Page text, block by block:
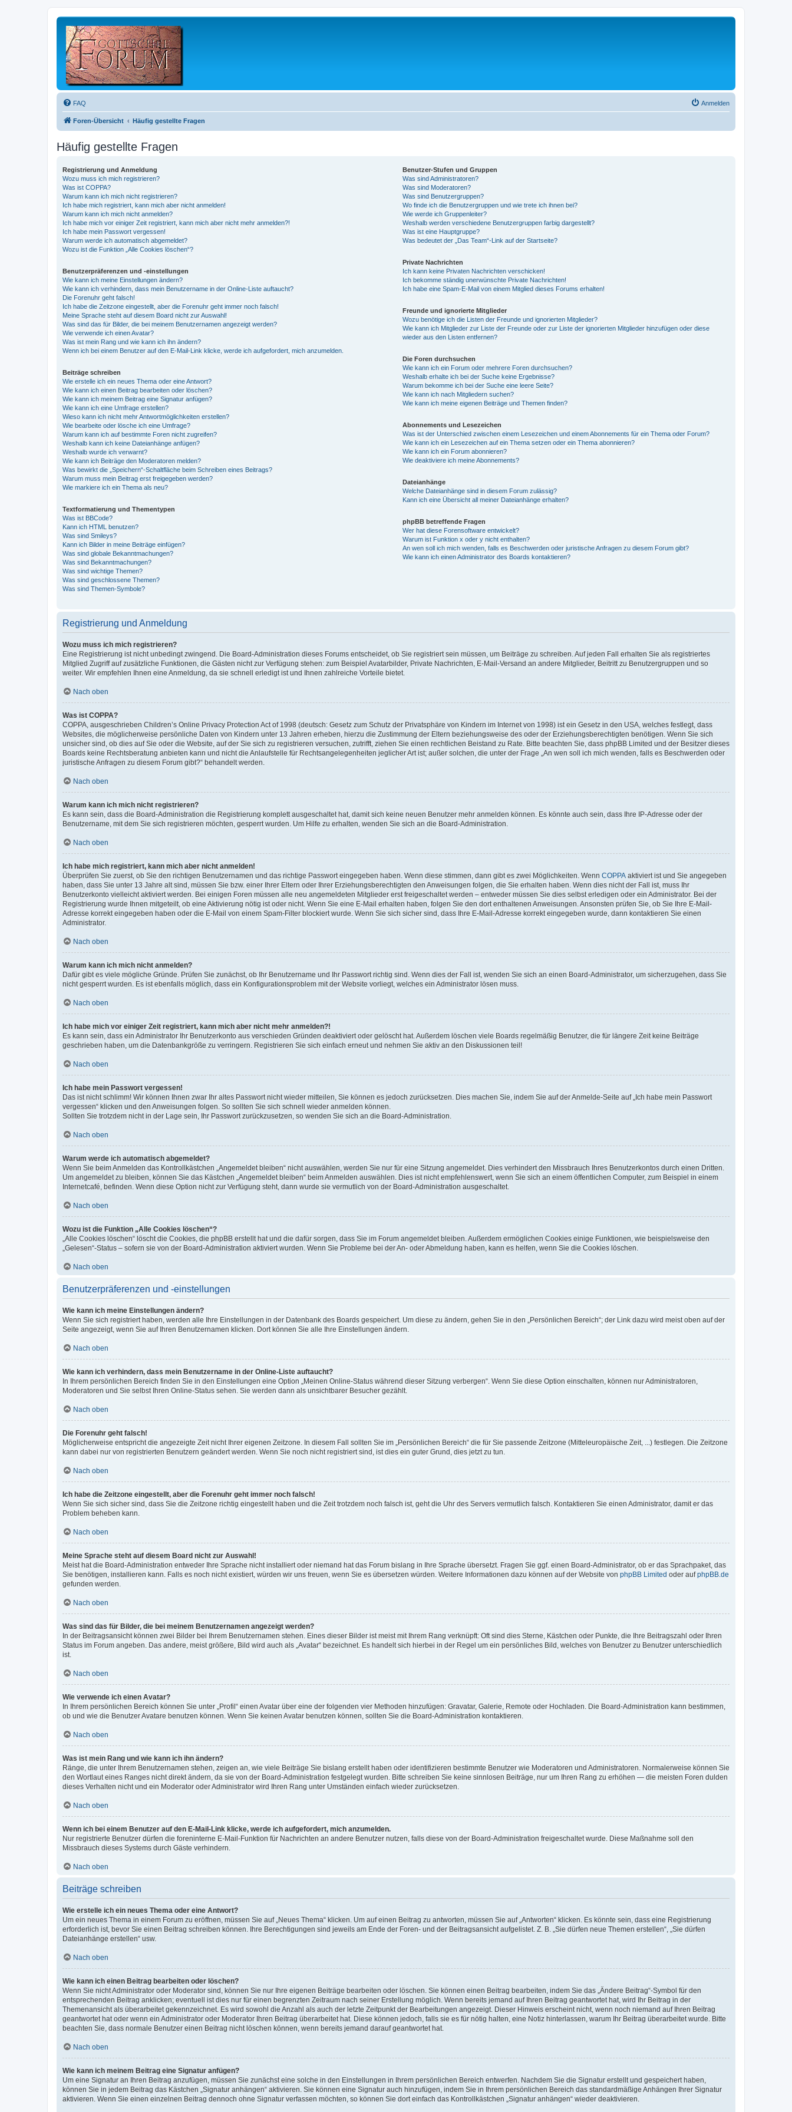
FAQ Anmelden
Foren-Übersicht Häufig gestellte Fragen
Häufig gestellte Fragen
Registrierung und Anmeldung
Wozu muss ich mich registrieren?
Was ist COPPA?
Warum kann ich mich nicht registrieren?
Ich habe mich registriert, kann mich aber nicht anmelden!
Warum kann ich mich nicht anmelden?
Ich habe mich vor einiger Zeit registriert, kann mich aber nicht mehr anmelden?!
Ich habe mein Passwort vergessen!
Warum werde ich automatisch abgemeldet?
Wozu ist die Funktion „Alle Cookies löschen“?
Benutzerpräferenzen und -einstellungen
Wie kann ich meine Einstellungen ändern?
Wie kann ich verhindern, dass mein Benutzername in der Online-Liste auftaucht?
Die Forenuhr geht falsch!
Ich habe die Zeitzone eingestellt, aber die Forenuhr geht immer noch falsch!
Meine Sprache steht auf diesem Board nicht zur Auswahl!
Was sind das für Bilder, die bei meinem Benutzernamen angezeigt werden?
Wie verwende ich einen Avatar?
Was ist mein Rang und wie kann ich ihn ändern?
Wenn ich bei einem Benutzer auf den E-Mail-Link klicke, werde ich aufgefordert, mich anzumelden.
Beiträge schreiben
Wie erstelle ich ein neues Thema oder eine Antwort?
Wie kann ich einen Beitrag bearbeiten oder löschen?
Wie kann ich meinem Beitrag eine Signatur anfügen?
Wie kann ich eine Umfrage erstellen?
Wieso kann ich nicht mehr Antwortmöglichkeiten erstellen?
Wie bearbeite oder lösche ich eine Umfrage?
Warum kann ich auf bestimmte Foren nicht zugreifen?
Weshalb kann ich keine Dateianhänge anfügen?
Weshalb wurde ich verwarnt?
Wie kann ich Beiträge den Moderatoren melden?
Was bewirkt die „Speichern“-Schaltfläche beim Schreiben eines Beitrags?
Warum muss mein Beitrag erst freigegeben werden?
Wie markiere ich ein Thema als neu?
Textformatierung und Thementypen
Was ist BBCode?
Kann ich HTML benutzen?
Was sind Smileys?
Kann ich Bilder in meine Beiträge einfügen?
Was sind globale Bekanntmachungen?
Was sind Bekanntmachungen?
Was sind wichtige Themen?
Was sind geschlossene Themen?
Was sind Themen-Symbole?
Benutzer-Stufen und Gruppen
Was sind Administratoren?
Was sind Moderatoren?
Was sind Benutzergruppen?
Wo finde ich die Benutzergruppen und wie trete ich ihnen bei?
Wie werde ich Gruppenleiter?
Weshalb werden verschiedene Benutzergruppen farbig dargestellt?
Was ist eine Hauptgruppe?
Was bedeutet der „Das Team“-Link auf der Startseite?
Private Nachrichten
Ich kann keine Privaten Nachrichten verschicken!
Ich bekomme ständig unerwünschte Private Nachrichten!
Ich habe eine Spam-E-Mail von einem Mitglied dieses Forums erhalten!
Freunde und ignorierte Mitglieder
Wozu benötige ich die Listen der Freunde und ignorierten Mitglieder?
Wie kann ich Mitglieder zur Liste der Freunde oder zur Liste der ignorierten Mitglieder hinzufügen oder diese
wieder aus den Listen entfernen?
Die Foren durchsuchen
Wie kann ich ein Forum oder mehrere Foren durchsuchen?
Weshalb erhalte ich bei der Suche keine Ergebnisse?
Warum bekomme ich bei der Suche eine leere Seite?
Wie kann ich nach Mitgliedern suchen?
Wie kann ich meine eigenen Beiträge und Themen finden?
Abonnements und Lesezeichen
Was ist der Unterschied zwischen einem Lesezeichen und einem Abonnements für ein Thema oder Forum?
Wie kann ich ein Lesezeichen auf ein Thema setzen oder ein Thema abonnieren?
Wie kann ich ein Forum abonnieren?
Wie deaktiviere ich meine Abonnements?
Dateianhänge
Welche Dateianhänge sind in diesem Forum zulässig?
Kann ich eine Übersicht all meiner Dateianhänge erhalten?
phpBB betreffende Fragen
Wer hat diese Forensoftware entwickelt?
Warum ist Funktion x oder y nicht enthalten?
An wen soll ich mich wenden, falls es Beschwerden oder juristische Anfragen zu diesem Forum gibt?
Wie kann ich einen Administrator des Boards kontaktieren?
Registrierung und Anmeldung
Wozu muss ich mich registrieren?
Eine Registrierung ist nicht unbedingt zwingend. Die Board-Administration dieses Forums entscheidet, ob Sie registriert sein müssen, um Beiträge zu schreiben. Auf jeden Fall erhalten Sie als registriertes
Mitglied Zugriff auf zusätzliche Funktionen, die Gästen nicht zur Verfügung stehen: zum Beispiel Avatarbilder, Private Nachrichten, E-Mail-Versand an andere Mitglieder, Beitritt zu Benutzergruppen und so
weiter. Wir empfehlen Ihnen eine Anmeldung, da sie schnell erledigt ist und Ihnen zahlreiche Vorteile bietet.
Nach oben
Was ist COPPA?
COPPA, ausgeschrieben Children’s Online Privacy Protection Act of 1998 (deutsch: Gesetz zum Schutz der Privatsphäre von Kindern im Internet von 1998) ist ein Gesetz in den USA, welches festlegt, dass
Websites, die möglicherweise persönliche Daten von Kindern unter 13 Jahren erheben, hierzu die Zustimmung der Eltern beziehungsweise des oder der Erziehungsberechtigten benötigen. Wenn Sie sich
unsicher sind, ob dies auf Sie oder die Website, auf der Sie sich zu registrieren versuchen, zutrifft, ziehen Sie einen rechtlichen Beistand zu Rate. Bitte beachten Sie, dass phpBB Limited und der Besitzer dieses
Boards keine Rechtsberatung anbieten kann und nicht die Anlaufstelle für Rechtsangelegenheiten jeglicher Art ist; außer solchen, die unter der Frage „An wen soll ich mich wenden, falls es Beschwerden oder
juristische Anfragen zu diesem Forum gibt?“ behandelt werden.
Nach oben
Warum kann ich mich nicht registrieren?
Es kann sein, dass die Board-Administration die Registrierung komplett ausgeschaltet hat, damit sich keine neuen Benutzer mehr anmelden können. Es könnte auch sein, dass Ihre IP-Adresse oder der
Benutzername, mit dem Sie sich registrieren möchten, gesperrt wurden. Um Hilfe zu erhalten, wenden Sie sich an die Board-Administration.
Nach oben
Ich habe mich registriert, kann mich aber nicht anmelden!
Überprüfen Sie zuerst, ob Sie den richtigen Benutzernamen und das richtige Passwort eingegeben haben. Wenn diese stimmen, dann gibt es zwei Möglichkeiten. Wenn COPPA aktiviert ist und Sie angegeben
haben, dass Sie unter 13 Jahre alt sind, müssen Sie bzw. einer Ihrer Eltern oder Ihrer Erziehungsberechtigten den Anweisungen folgen, die Sie erhalten haben. Wenn dies nicht der Fall ist, muss Ihr
Benutzerkonto vielleicht aktiviert werden. Bei einigen Foren müssen alle neu angemeldeten Mitglieder erst freigeschaltet werden – entweder müssen Sie dies selbst erledigen oder ein Administrator. Bei der
Registrierung wurde Ihnen mitgeteilt, ob eine Aktivierung nötig ist oder nicht. Wenn Sie eine E-Mail erhalten haben, folgen Sie den dort enthaltenen Anweisungen. Ansonsten prüfen Sie, ob Sie Ihre E-Mail-
Adresse korrekt eingegeben haben oder die E-Mail von einem Spam-Filter blockiert wurde. Wenn Sie sich sicher sind, dass Ihre E-Mail-Adresse korrekt eingegeben wurde, dann kontaktieren Sie einen
Administrator.
Nach oben
Warum kann ich mich nicht anmelden?
Dafür gibt es viele mögliche Gründe. Prüfen Sie zunächst, ob Ihr Benutzername und Ihr Passwort richtig sind. Wenn dies der Fall ist, wenden Sie sich an einen Board-Administrator, um sicherzugehen, dass Sie
nicht gesperrt wurden. Es ist ebenfalls möglich, dass ein Konfigurationsproblem mit der Website vorliegt, welches ein Administrator lösen muss.
Nach oben
Ich habe mich vor einiger Zeit registriert, kann mich aber nicht mehr anmelden?!
Es kann sein, dass ein Administrator Ihr Benutzerkonto aus verschieden Gründen deaktiviert oder gelöscht hat. Außerdem löschen viele Boards regelmäßig Benutzer, die für längere Zeit keine Beiträge
geschrieben haben, um die Datenbankgröße zu verringern. Registrieren Sie sich einfach erneut und nehmen Sie aktiv an den Diskussionen teil!
Nach oben
Ich habe mein Passwort vergessen!
Das ist nicht schlimm! Wir können Ihnen zwar Ihr altes Passwort nicht wieder mitteilen, Sie können es jedoch zurücksetzen. Dies machen Sie, indem Sie auf der Anmelde-Seite auf „Ich habe mein Passwort
vergessen“ klicken und den Anweisungen folgen. So sollten Sie sich schnell wieder anmelden können.
Sollten Sie trotzdem nicht in der Lage sein, Ihr Passwort zurückzusetzen, so wenden Sie sich an die Board-Administration.
Nach oben
Warum werde ich automatisch abgemeldet?
Wenn Sie beim Anmelden das Kontrollkästchen „Angemeldet bleiben“ nicht auswählen, werden Sie nur für eine Sitzung angemeldet. Dies verhindert den Missbrauch Ihres Benutzerkontos durch einen Dritten.
Um angemeldet zu bleiben, können Sie das Kästchen „Angemeldet bleiben“ beim Anmelden auswählen. Dies ist nicht empfehlenswert, wenn Sie sich an einem öffentlichen Computer, zum Beispiel in einem
Internetcafé, befinden. Wenn diese Option nicht zur Verfügung steht, dann wurde sie vermutlich von der Board-Administration ausgeschaltet.
Nach oben
Wozu ist die Funktion „Alle Cookies löschen“?
„Alle Cookies löschen“ löscht die Cookies, die phpBB erstellt hat und die dafür sorgen, dass Sie im Forum angemeldet bleiben. Außerdem ermöglichen Cookies einige Funktionen, wie beispielsweise den
„Gelesen“-Status – sofern sie von der Board-Administration aktiviert wurden. Wenn Sie Probleme bei der An- oder Abmeldung haben, kann es helfen, wenn Sie die Cookies löschen.
Nach oben
Benutzerpräferenzen und -einstellungen
Wie kann ich meine Einstellungen ändern?
Wenn Sie sich registriert haben, werden alle Ihre Einstellungen in der Datenbank des Boards gespeichert. Um diese zu ändern, gehen Sie in den „Persönlichen Bereich“; der Link dazu wird meist oben auf der
Seite angezeigt, wenn Sie auf Ihren Benutzernamen klicken. Dort können Sie alle Ihre Einstellungen ändern.
Nach oben
Wie kann ich verhindern, dass mein Benutzername in der Online-Liste auftaucht?
In Ihrem persönlichen Bereich finden Sie in den Einstellungen eine Option „Meinen Online-Status während dieser Sitzung verbergen“. Wenn Sie diese Option einschalten, können nur Administratoren,
Moderatoren und Sie selbst Ihren Online-Status sehen. Sie werden dann als unsichtbarer Besucher gezählt.
Nach oben
Die Forenuhr geht falsch!
Möglicherweise entspricht die angezeigte Zeit nicht Ihrer eigenen Zeitzone. In diesem Fall sollten Sie im „Persönlichen Bereich“ die für Sie passende Zeitzone (Mitteleuropäische Zeit, ...) festlegen. Die Zeitzone
kann dabei nur von registrierten Benutzern geändert werden. Wenn Sie noch nicht registriert sind, ist dies ein guter Grund, dies jetzt zu tun.
Nach oben
Ich habe die Zeitzone eingestellt, aber die Forenuhr geht immer noch falsch!
Wenn Sie sich sicher sind, dass Sie die Zeitzone richtig eingestellt haben und die Zeit trotzdem noch falsch ist, geht die Uhr des Servers vermutlich falsch. Kontaktieren Sie einen Administrator, damit er das
Problem beheben kann.
Nach oben
Meine Sprache steht auf diesem Board nicht zur Auswahl!
Meist hat die Board-Administration entweder Ihre Sprache nicht installiert oder niemand hat das Forum bislang in Ihre Sprache übersetzt. Fragen Sie ggf. einen Board-Administrator, ob er das Sprachpaket, das
Sie benötigen, installieren kann. Falls es noch nicht existiert, würden wir uns freuen, wenn Sie es übersetzen würden. Weitere Informationen dazu können auf der Website von phpBB Limited oder aufphpBB.de
gefunden werden.
Nach oben
Was sind das für Bilder, die bei meinem Benutzernamen angezeigt werden?
In der Beitragsansicht können zwei Bilder bei Ihrem Benutzernamen stehen. Eines dieser Bilder ist meist mit Ihrem Rang verknüpft: Oft sind dies Sterne, Kästchen oder Punkte, die Ihre Beitragszahl oder Ihren
Status im Forum angeben. Das andere, meist größere, Bild wird auch als „Avatar“ bezeichnet. Es handelt sich hierbei in der Regel um ein persönliches Bild, welches von Benutzer zu Benutzer unterschiedlich
ist.
Nach oben
Wie verwende ich einen Avatar?
In Ihrem persönlichen Bereich können Sie unter „Profil“ einen Avatar über eine der folgenden vier Methoden hinzufügen: Gravatar, Galerie, Remote oder Hochladen. Die Board-Administration kann bestimmen,
ob und wie die Benutzer Avatare benutzen können. Wenn Sie keinen Avatar benutzen können, sollten Sie die Board-Administration kontaktieren.
Nach oben
Was ist mein Rang und wie kann ich ihn ändern?
Ränge, die unter Ihrem Benutzernamen stehen, zeigen an, wie viele Beiträge Sie bislang erstellt haben oder identifizieren bestimmte Benutzer wie Moderatoren und Administratoren. Normalerweise können Sie
den Wortlaut eines Ranges nicht direkt ändern, da sie von der Board-Administration festgelegt wurden. Bitte schreiben Sie keine sinnlosen Beiträge, nur um Ihren Rang zu erhöhen — die meisten Foren dulden
dieses Verhalten nicht und ein Moderator oder Administrator wird Ihren Rang unter Umständen einfach wieder zurücksetzen.
Nach oben
Wenn ich bei einem Benutzer auf den E-Mail-Link klicke, werde ich aufgefordert, mich anzumelden.
Nur registrierte Benutzer dürfen die foreninterne E-Mail-Funktion für Nachrichten an andere Benutzer nutzen, falls diese von der Board-Administration freigeschaltet wurde. Diese Maßnahme soll den
Missbrauch dieses Systems durch Gäste verhindern.
Nach oben
Beiträge schreiben
Wie erstelle ich ein neues Thema oder eine Antwort?
Um ein neues Thema in einem Forum zu eröffnen, müssen Sie auf „Neues Thema“ klicken. Um auf einen Beitrag zu antworten, müssen Sie auf „Antworten“ klicken. Es könnte sein, dass eine Registrierung
erforderlich ist, bevor Sie einen Beitrag schreiben können. Ihre Berechtigungen sind jeweils am Ende der Foren- und der Beitragsansicht aufgelistet. Z. B. „Sie dürfen neue Themen erstellen“, „Sie dürfen
Dateianhänge erstellen“ usw.
Nach oben
Wie kann ich einen Beitrag bearbeiten oder löschen?
Wenn Sie nicht Administrator oder Moderator sind, können Sie nur Ihre eigenen Beiträge bearbeiten oder löschen. Sie können einen Beitrag bearbeiten, indem Sie das „Ändere Beitrag“-Symbol für den
entsprechenden Beitrag anklicken; eventuell ist dies nur für einen begrenzten Zeitraum nach seiner Erstellung möglich. Wenn bereits jemand auf Ihren Beitrag geantwortet hat, wird Ihr Beitrag in der
Themenansicht als überarbeitet gekennzeichnet. Es wird sowohl die Anzahl als auch der letzte Zeitpunkt der Bearbeitungen angezeigt. Dieser Hinweis erscheint nicht, wenn noch niemand auf Ihren Beitrag
geantwortet hat oder wenn ein Administrator oder Moderator Ihren Beitrag überarbeitet hat. Diese können jedoch, falls sie es für nötig halten, eine Notiz hinterlassen, warum Ihr Beitrag überarbeitet wurde. Bitte
beachten Sie, dass normale Benutzer einen Beitrag nicht löschen können, wenn bereits jemand darauf geantwortet hat.
Nach oben
Wie kann ich meinem Beitrag eine Signatur anfügen?
Um eine Signatur an Ihren Beitrag anzufügen, müssen Sie zunächst eine solche in den Einstellungen in Ihrem persönlichen Bereich entwerfen. Nachdem Sie die Signatur erstellt und gespeichert haben,
können Sie in jedem Beitrag das Kästchen „Signatur anhängen“ aktivieren. Sie können eine Signatur auch hinzufügen, indem Sie in Ihrem persönlichen Bereich das standardmäßige Anhängen Ihrer Signatur
aktivieren. Wenn Sie einen einzelnen Beitrag dennoch ohne Signatur verfassen möchten, so können Sie dort einfach das Kontrollkästchen „Signatur anhängen“ wieder deaktivieren.